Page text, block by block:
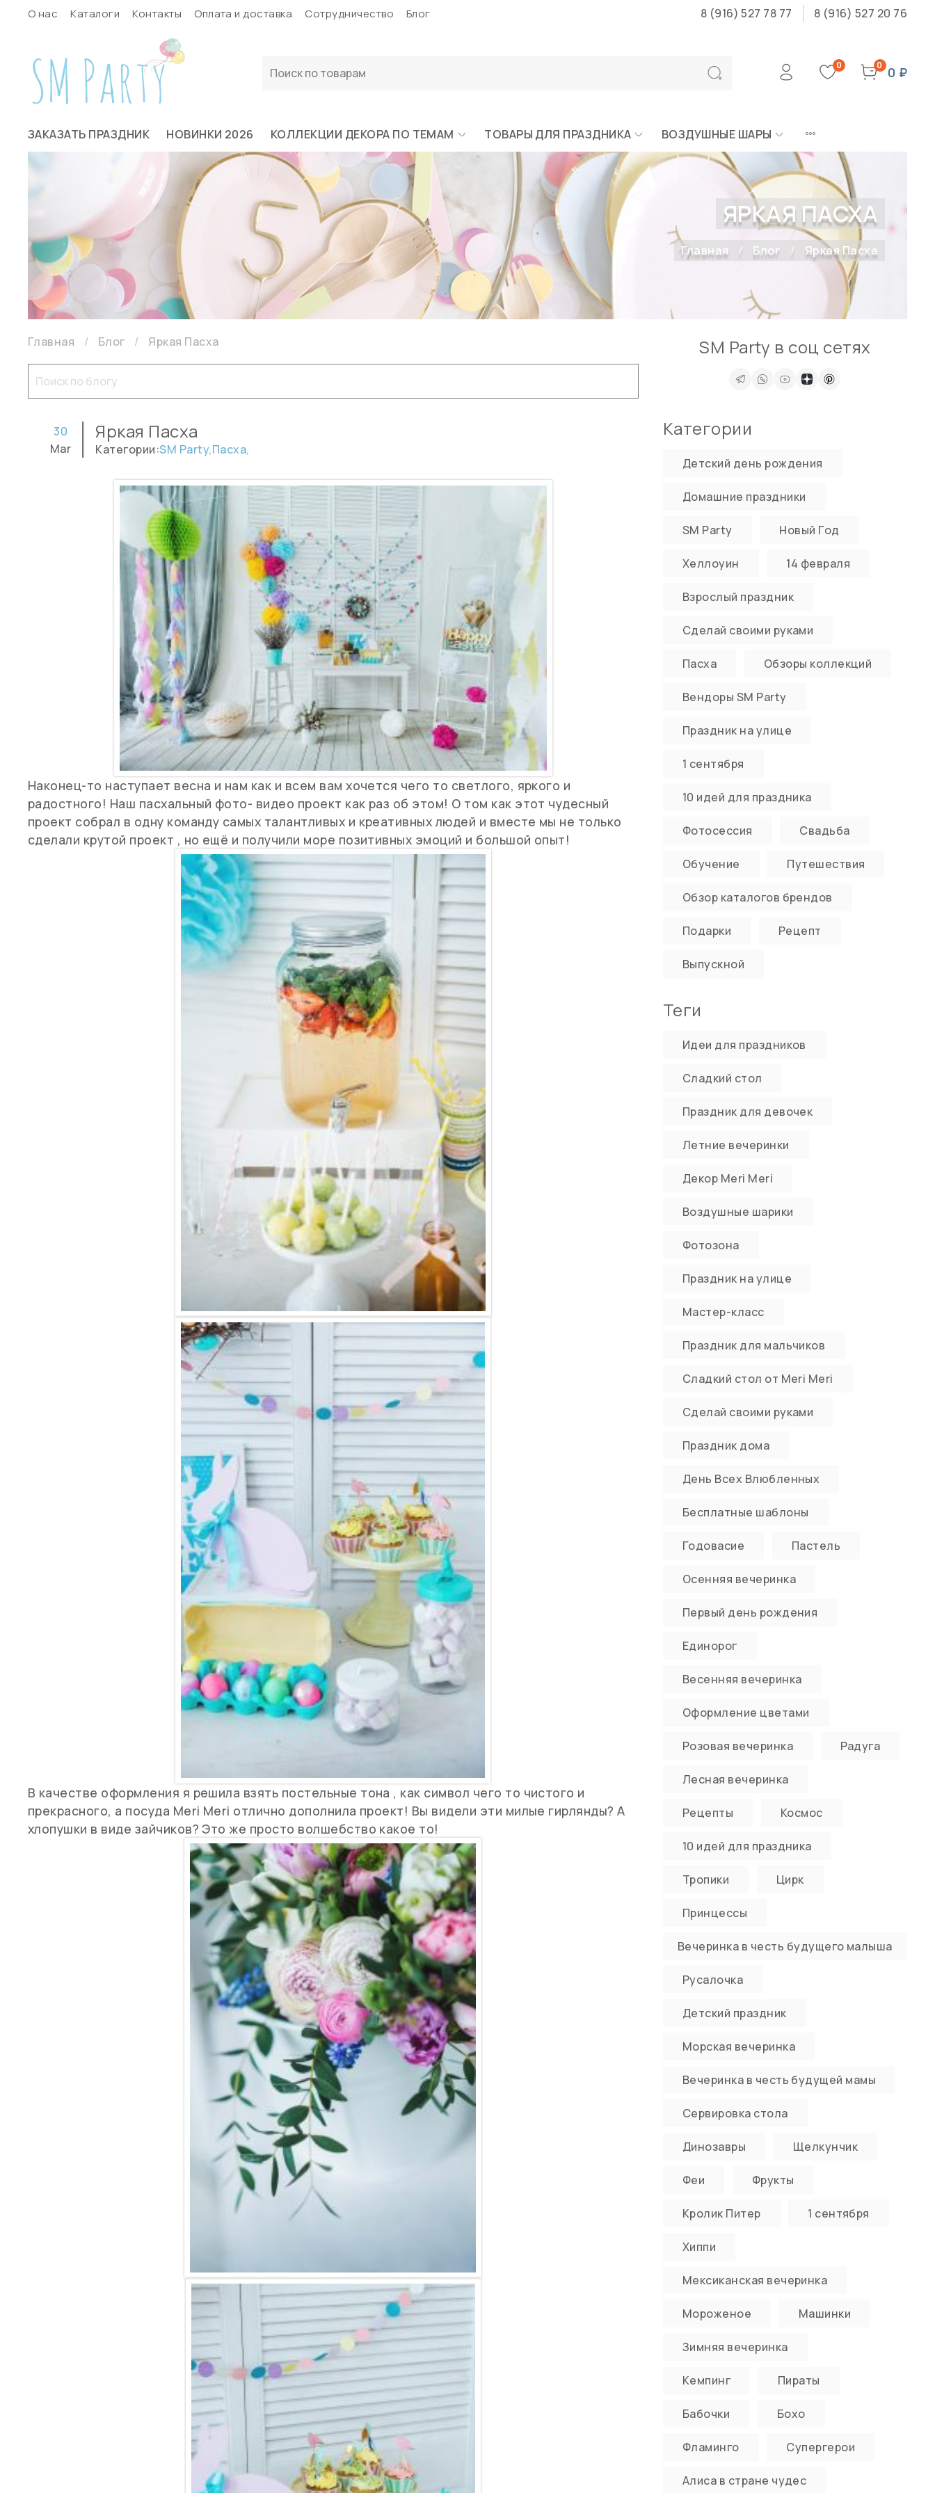
О нас Каталоги Контакты Оплата и доставка Сотрудничество Блог 8 (916) 527 78 77 8 (916) 527 20 76
0 0 0 ₽
ЗАКАЗАТЬ ПРАЗДНИК НОВИНКИ 2026 КОЛЛЕКЦИИ ДЕКОРА ПО ТЕМАМ ТОВАРЫ ДЛЯ ПРАЗДНИКА ВОЗДУШНЫЕ ШАРЫ
ЯРКАЯ ПАСХА
Главная Блог Яркая Пасха
Главная Блог Яркая Пасха
Яркая Пасха
30
Mar
Категории:SM Party,Пасха,
Наконец-то наступает весна и нам как и всем вам хочется чего то светлого, яркого и
радостного! Наш пасхальный фото- видео проект как раз об этом! О том как этот чудесный
проект собрал в одну команду самых талантливых и креативных людей и вместе мы не только
сделали крутой проект , но ещё и получили море позитивных эмоций и большой опыт!
В качестве оформления я решила взять постельные тона , как символ чего то чистого и
прекрасного, а посуда Meri Meri отлично дополнила проект! Вы видели эти милые гирлянды? А
хлопушки в виде зайчиков? Это же просто волшебство какое то!
SM Party в соц сетях
Категории
Детский день рождения
Домашние праздники
SM Party Новый Год
Хеллоуин 14 февраля
Взрослый праздник
Сделай своими руками
Пасха Обзоры коллекций
Вендоры SM Party
Праздник на улице
1 сентября
10 идей для праздника
Фотосессия Свадьба
Обучение Путешествия
Обзор каталогов брендов
Подарки Рецепт
Выпускной
Теги
Идеи для праздников
Сладкий стол
Праздник для девочек
Летние вечеринки
Декор Meri Meri
Воздушные шарики
Фотозона
Праздник на улице
Мастер-класс
Праздник для мальчиков
Сладкий стол от Meri Meri
Сделай своими руками
Праздник дома
День Всех Влюбленных
Бесплатные шаблоны
Годовасие Пастель
Осенняя вечеринка
Первый день рождения
Единорог
Весенняя вечеринка
Оформление цветами
Розовая вечеринка Радуга
Лесная вечеринка
Рецепты Космос
10 идей для праздника
Тропики Цирк
Принцессы
Вечеринка в честь будущего малыша
Русалочка
Детский праздник
Морская вечеринка
Вечеринка в честь будущей мамы
Сервировка стола
Динозавры Щелкунчик
Феи Фрукты
Кролик Питер 1 сентября
Хиппи
Мексиканская вечеринка
Мороженое Машинки
Зимняя вечеринка
Кемпинг Пираты
Бабочки Бохо
Фламинго Супергерои
Алиса в стране чудес